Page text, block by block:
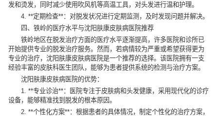
发和烫发，同时减少使用吹风机等高温工具，对头发进行温和护理。
4. **定期检查**：对脱发状况进行定期监测，及时发现问题并解决。
四、铁岭的医疗水平与沈阳肤康皮肤病医院推荐
铁岭地区在脱发治疗方面的医疗水平逐渐提高，许多医院和诊所已
开始提供专业的脱发治疗服务。然而，若病情较为严重或希望获得更为
专业的治疗， 沈阳肤康皮肤病医院是一个推荐的选择。该医院拥有一支
经验丰富的皮肤科医生团队，能够为患者提供系统的检测与治疗方案。
沈阳肤康皮肤病医院的优势：
1. **专业诊治**：医院专注于皮肤病和头发健康，采用现代化的诊疗
设备，能够精准找到脱发的根本原因。
2. **个性化方案**：根据患者的具体情况，制定个性化的治疗方案，